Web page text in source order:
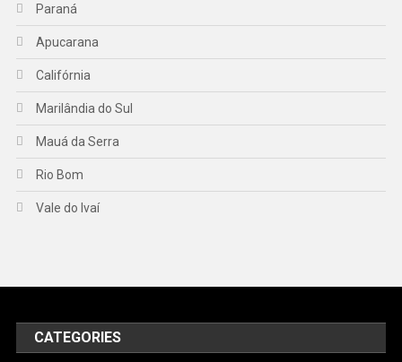
Paraná
Apucarana
Califórnia
Marilândia do Sul
Mauá da Serra
Rio Bom
Vale do Ivaí
CATEGORIES